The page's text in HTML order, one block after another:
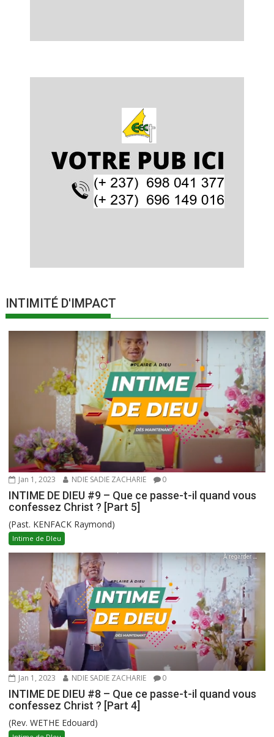
INTIMITÉ D'IMPACT
Jan 1, 2023 NDIE SADIE ZACHARIE 0
INTIME DE DIEU #9 – Que ce passe-t-il quand vous
confessez Christ ? [Part 5]
(Past. KENFACK Raymond)
Intime de DIeu
Jan 1, 2023 NDIE SADIE ZACHARIE 0
INTIME DE DIEU #8 – Que ce passe-t-il quand vous
confessez Christ ? [Part 4]
(Rev. WETHE Edouard)